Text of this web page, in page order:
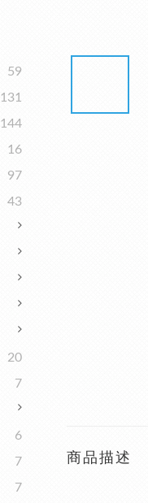
59
131
144
16
97
43
20
7
6
7
7
商品描述